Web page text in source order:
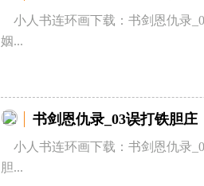
小人书连环画下载：书剑恩仇录
姻...
书剑恩仇录_03误打铁胆庄
小人书连环画下载：书剑恩仇录
胆...